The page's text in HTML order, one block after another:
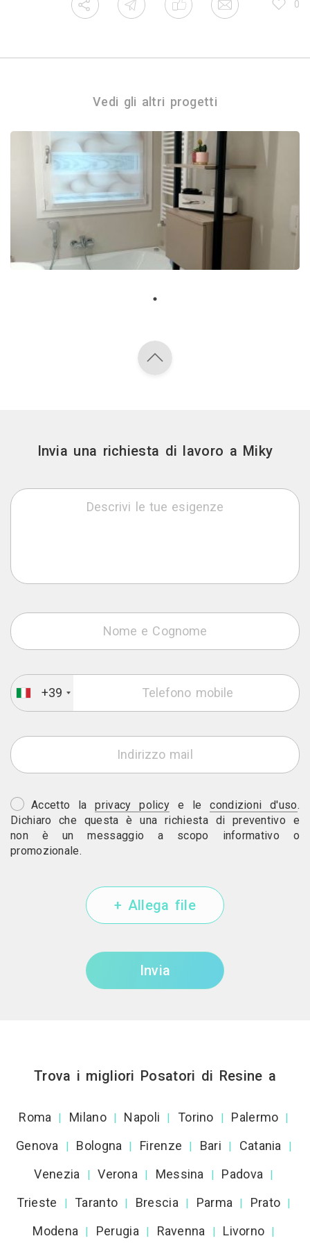
0
Vedi gli altri progetti
Invia una richiesta di lavoro a Miky
+39
Accetto laprivacy policy e lecondizioni d'uso.
Dichiaro che questa è una richiesta di preventivo e
non è un messaggio a scopo informativo o
promozionale.
+ Allega file
Invia
Trova i migliori Posatori di Resine a
Roma | Milano | Napoli | Torino | Palermo |
Genova | Bologna | Firenze | Bari | Catania |
Venezia | Verona | Messina | Padova |
Trieste | Taranto | Brescia | Parma | Prato |
Modena | Perugia | Ravenna | Livorno |